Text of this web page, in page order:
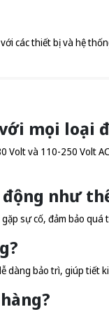
các thiết bị và hệ
mọi loại
Volt và 110-250 Volt
như
sự cố, đảm bảo
dàng bảo trì, giúp tiết